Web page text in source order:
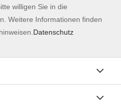
Impressum
AGB
Datenschutzerklärung
willigen Sie in die
Weitere Informationen finden
Datenschutz